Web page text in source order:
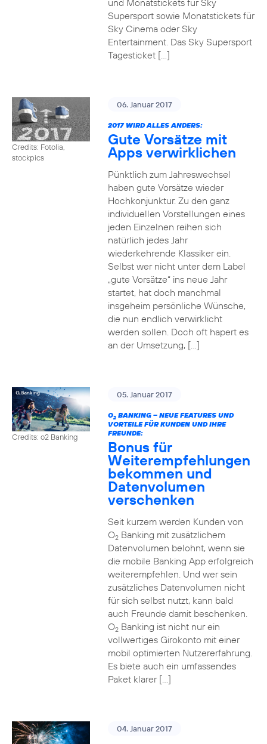
und Monatstickets für Sky
Supersport sowie Monatstickets für
Sky Cinema oder Sky
Entertainment. Das Sky Supersport
Tagesticket […]
Credits: Fotolia,
stockpics
06. Januar 2017
2017 WIRD ALLES ANDERS:
Gute Vorsätze mit
Apps verwirklichen
Pünktlich zum Jahreswechsel
haben gute Vorsätze wieder
Hochkonjunktur. Zu den ganz
individuellen Vorstellungen eines
jeden Einzelnen reihen sich
natürlich jedes Jahr
wiederkehrende Klassiker ein.
Selbst wer nicht unter dem Label
„gute Vorsätze“ ins neue Jahr
startet, hat doch manchmal
insgeheim persönliche Wünsche,
die nun endlich verwirklicht
werden sollen. Doch oft hapert es
an der Umsetzung, […]
Credits: o2 Banking
05. Januar 2017
O2BANKING – NEUE FEATURES UND
VORTEILE FÜR KUNDEN UND IHRE
FREUNDE:
Bonus für
Weiterempfehlungen
bekommen und
Datenvolumen
verschenken
Seit kurzem werden Kunden von
O2Banking mit zusätzlichem
Datenvolumen belohnt, wenn sie
die mobile Banking App erfolgreich
weiterempfehlen. Und wer sein
zusätzliches Datenvolumen nicht
für sich selbst nutzt, kann bald
auch Freunde damit beschenken.
O2Banking ist nicht nur ein
vollwertiges Girokonto mit einer
mobil optimierten Nutzererfahrung.
Es biete auch ein umfassendes
Paket klarer […]
04. Januar 2017